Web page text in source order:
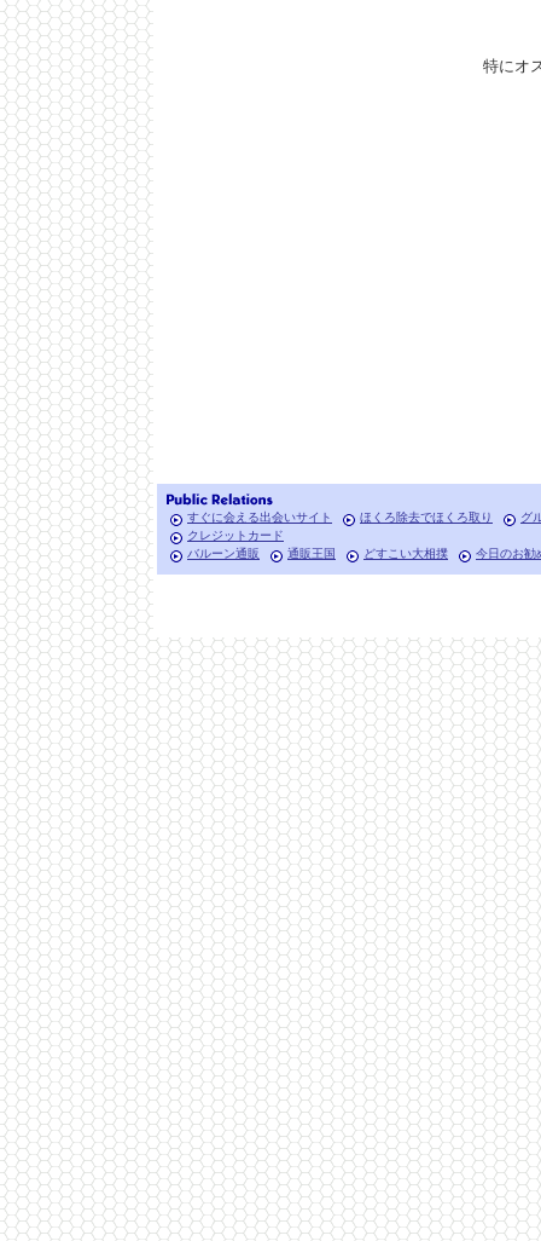
特に
すぐに会える出会いサイト ほくろ除去でほくろ取り
グ
クレジットカード
バルーン通販
通販王国 どすこい大相撲 今日のお勧